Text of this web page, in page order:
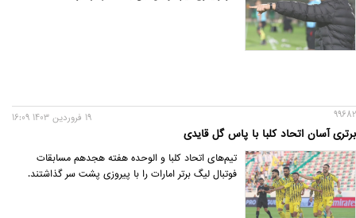
99682
برتری آسان اتحاد کلبا با پاس گل قایدی
19 فروردين 1403 16:09
تیم‌های اتحاد کلبا و الوحده هفته هجدهم مسابقات
فوتبال لیگ برتر امارات را با پیروزی پشت سر گذاشتند.